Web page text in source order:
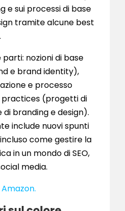
e sui processi di base
tramite alcune best
nozioni di base
e brand identity),
e processo
(progetti di
di branding e design).
include nuovi spunti
come gestire la
in un mondo di SEO,
media.